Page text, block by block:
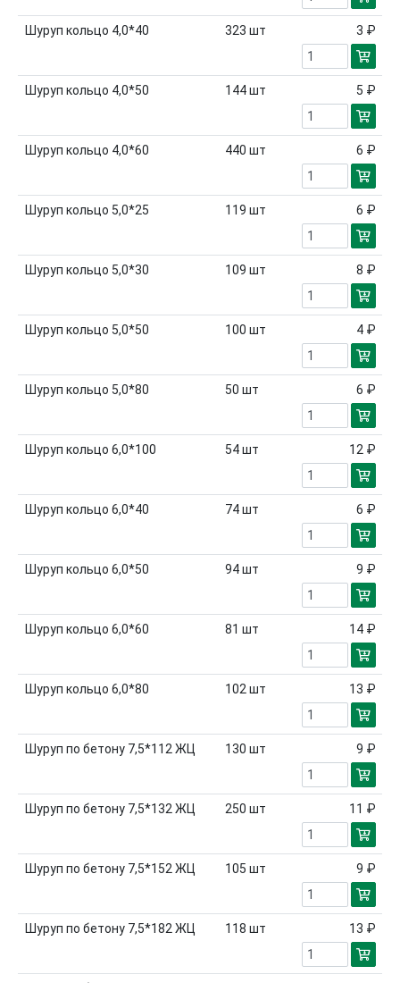
Шуруп кольцо 4,0*40 323 шт 3 ₽
Шуруп кольцо 4,0*50 144шт 5 ₽
Шуруп кольцо 4,0*60 440 шт 6 ₽
Шуруп кольцо 5,0*25 119 шт 6 ₽
Шуруп кольцо 5,0*30 109 шт 8 ₽
Шуруп кольцо 5,0*50 100 шт 4 ₽
Шуруп кольцо 5,0*80 50 шт 6 ₽
Шуруп кольцо 6,0*100 54шт 12 ₽
Шуруп кольцо 6,0*40 74шт 6 ₽
Шуруп кольцо 6,0*50 94шт 9 ₽
Шуруп кольцо 6,0*60 81 шт 14 ₽
Шуруп кольцо 6,0*80 102шт 13 ₽
Шуруп по бетону 7,5*112 ЖЦ 130 шт 9 ₽
Шуруп по бетону 7,5*132 ЖЦ 250 шт 11 ₽
Шуруп по бетону 7,5*152 ЖЦ 105 шт 9 ₽
Шуруп по бетону 7,5*182 ЖЦ 118 шт 13 ₽